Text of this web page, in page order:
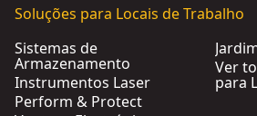
Soluções para Locais de Trabalho
Sistemas de
Armazenamento
Instrumentos Laser
Perform & Protect
Ver
para